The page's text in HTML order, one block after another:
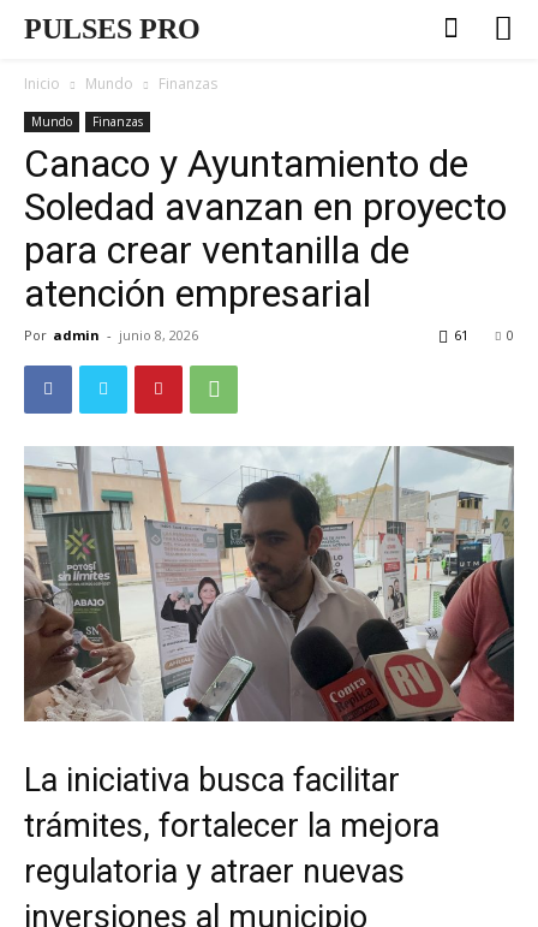
PULSES PRO
Inicio Mundo Finanzas
Mundo Finanzas
Canaco y Ayuntamiento de
Soledad avanzan en proyecto
para crear ventanilla de
atención empresarial
Por admin - junio 8, 2026 0
61
La iniciativa busca facilitar
trámites, fortalecer la mejora
regulatoria y atraer nuevas
inversiones al municipio